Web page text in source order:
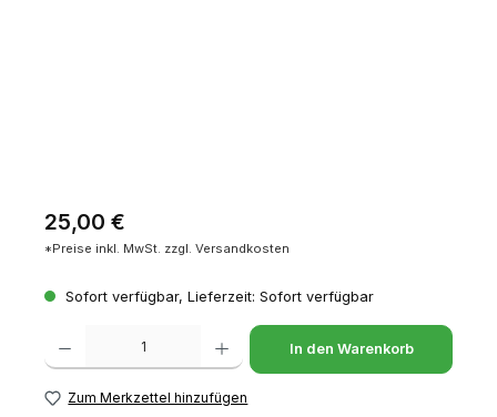
Regulärer Preis:
25,00 €
*Preise inkl. MwSt. zzgl. Versandkosten
Sofort verfügbar, Lieferzeit: Sofort verfügbar
Produkt Anzahl: Gib den gewünschten Wert ein oder benutze die
In den Warenkorb
Zum Merkzettel hinzufügen